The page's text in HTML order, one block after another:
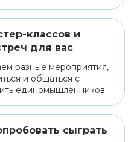
классов и
для вас
разные мероприятия,
и общаться с
единомышленников.
сыграть